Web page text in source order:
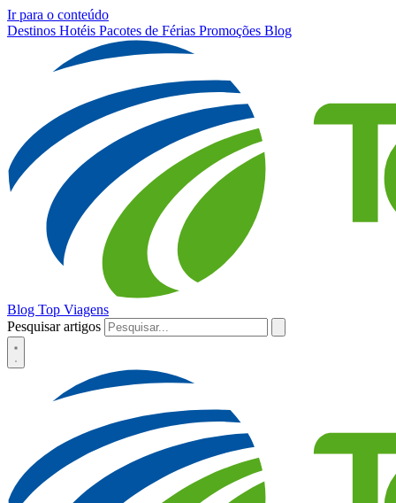
Ir para o conteúdo
Destinos Hotéis Pacotes de Férias Promoções Blog
Blog Top Viagens
Pesquisar artigos